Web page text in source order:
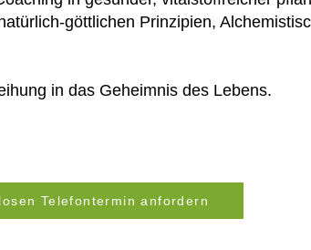
göttlichen Prinzipien,
in das Geheimnis des Lebens.
Telefontermin anfordern